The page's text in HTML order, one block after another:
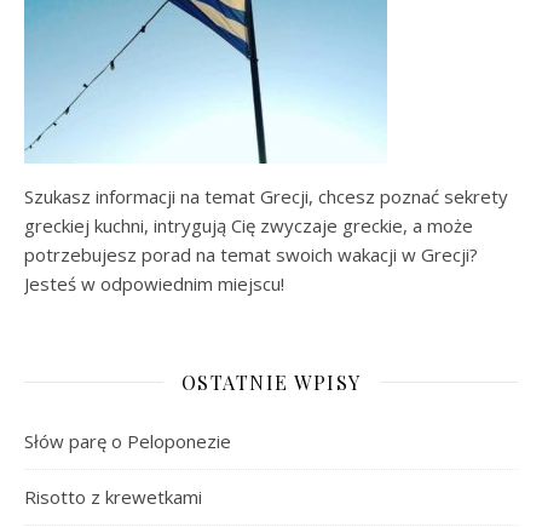
Szukasz informacji na temat Grecji, chcesz poznać sekrety
greckiej kuchni, intrygują Cię zwyczaje greckie, a może
potrzebujesz porad na temat swoich wakacji w Grecji?
Jesteś w odpowiednim miejscu!
OSTATNIE WPISY
Słów parę o Peloponezie
Risotto z krewetkami